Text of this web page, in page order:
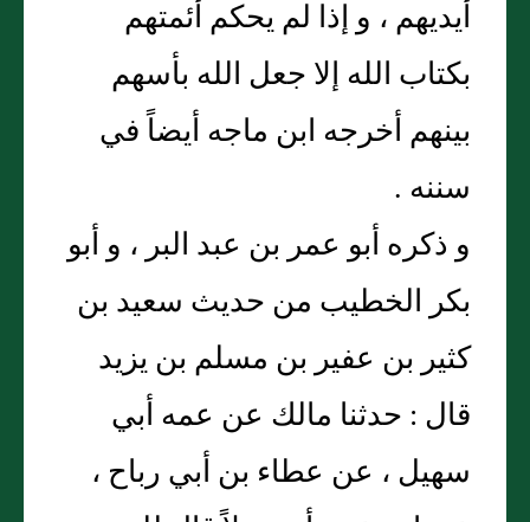
أيديهم ، و إذا لم يحكم أئمتهم
بكتاب الله إلا جعل الله بأسهم
بينهم أخرجه ابن ماجه أيضاً في
سننه .
و ذكره أبو عمر بن عبد البر ، و أبو
بكر الخطيب من حديث سعيد بن
كثير بن عفير بن مسلم بن يزيد
قال : حدثنا مالك عن عمه أبي
سهيل ، عن عطاء بن أبي رباح ،